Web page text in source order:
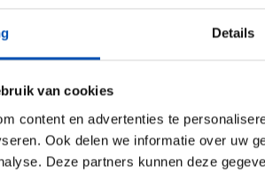
Details
van cookies
content en advertenties te
Ook delen we informatie over uw
Deze partners kunnen deze
wist License to Heal alle
ieders rol en expertise, in gesprek te
bloeiend ecosysteem voor
én betaalbaarheid hand in
debat. Wij hopen dan ook
ter harte neemt: continueer
te komen.